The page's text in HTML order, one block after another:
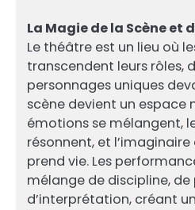
La Magie de la Scène et
Le théâtre est un lieu où
transcendent leurs rôles,
personnages uniques
scène devient un espace
émotions se mélangent,
résonnent, et
prend vie. Les
mélange de discipline, de
d’interprétation, créant